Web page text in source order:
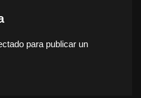
para publicar un